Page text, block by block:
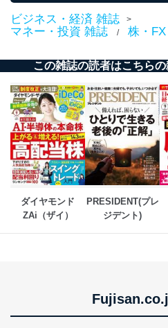
ビジネス・経済 雑誌 >
マネー・投資 雑誌 / 株・
この雑誌の読者はこちら
ダイヤモンド
ZAi（ザイ）
PRESIDENT(プレ
ジデント)